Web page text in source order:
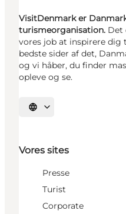
VisitDenmark er
turismeorganisation. Det
vores job at inspirere dig
bedste sider af det,
og vi håber, du finder
opleve og se.
Vælg sprog
Vores sites
Presse
Turist
Corporate